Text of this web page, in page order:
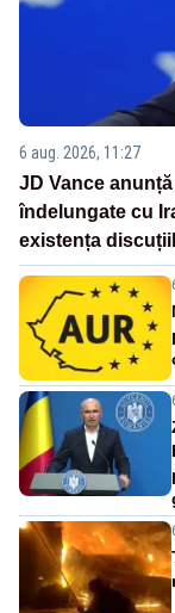
6 aug. 2026, 11:27
JD Vance
îndelungate cu
existența